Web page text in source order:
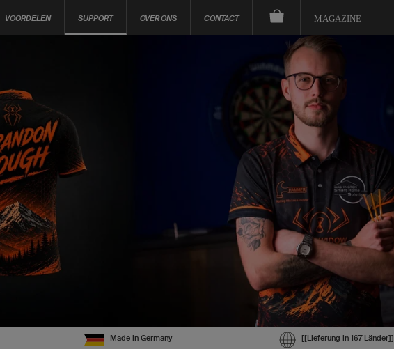
VOORDELEN SUPPORT OVER ONS CONTACT MAGAZINE
Made in Germany [[Lieferung in 167 Länder]]